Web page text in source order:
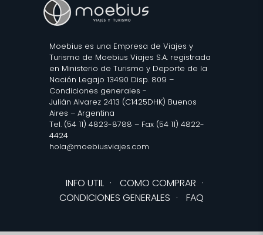
Moebius es una Empresa de Viajes y
Turismo de Moebius Viajes S.A. registrada
en Ministerio de Turismo y Deporte de la
Nación Legajo 13490 Disp. 809 –
Condiciones generales -
Julián Alvarez 2413 (C1425DHK) Buenos
Aires – Argentina
Tel. (54 11) 4823-8788 – Fax (54 11) 4822-
4424
hola@moebiusviajes.com
INFO UTIL · COMO COMPRAR ·
CONDICIONES GENERALES · FAQ